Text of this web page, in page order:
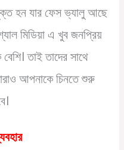
হন যার ফেস ভ্যালু আছে
মিডিয়া এ খুব জনপ্রিয়
তাই তাদের সাথে
আপনাকে চিনতে শুরু